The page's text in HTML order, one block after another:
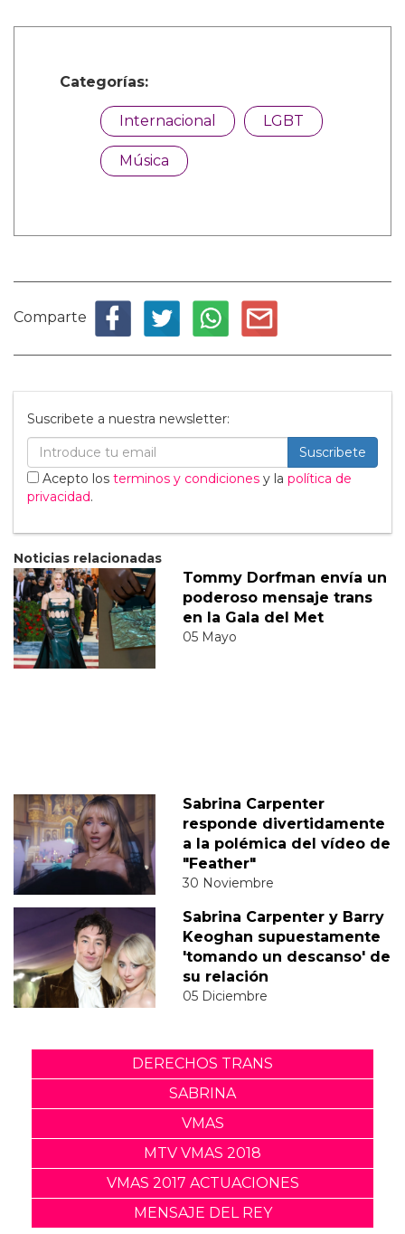
Categorías:
Internacional LGBT
Música
Comparte
Suscribete a nuestra newsletter:
Suscribete
Acepto los terminos y condiciones y la política de
privacidad.
Noticias relacionadas
Tommy Dorfman envía un
poderoso mensaje trans
en la Gala del Met
05 Mayo
Sabrina Carpenter
responde divertidamente
a la polémica del vídeo de
"Feather"
30 Noviembre
Sabrina Carpenter y Barry
Keoghan supuestamente
'tomando un descanso' de
su relación
05 Diciembre
DERECHOS TRANS
SABRINA
VMAS
MTV VMAS 2018
VMAS 2017 ACTUACIONES
MENSAJE DEL REY